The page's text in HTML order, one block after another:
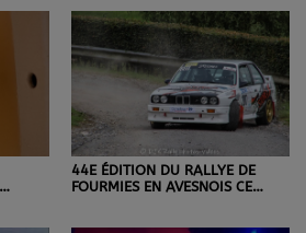
44E ÉDITION DU RALLYE DE
FOURMIES EN AVESNOIS CE